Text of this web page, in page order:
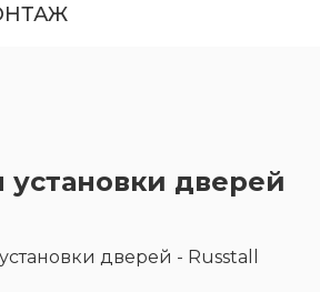
установки дверей